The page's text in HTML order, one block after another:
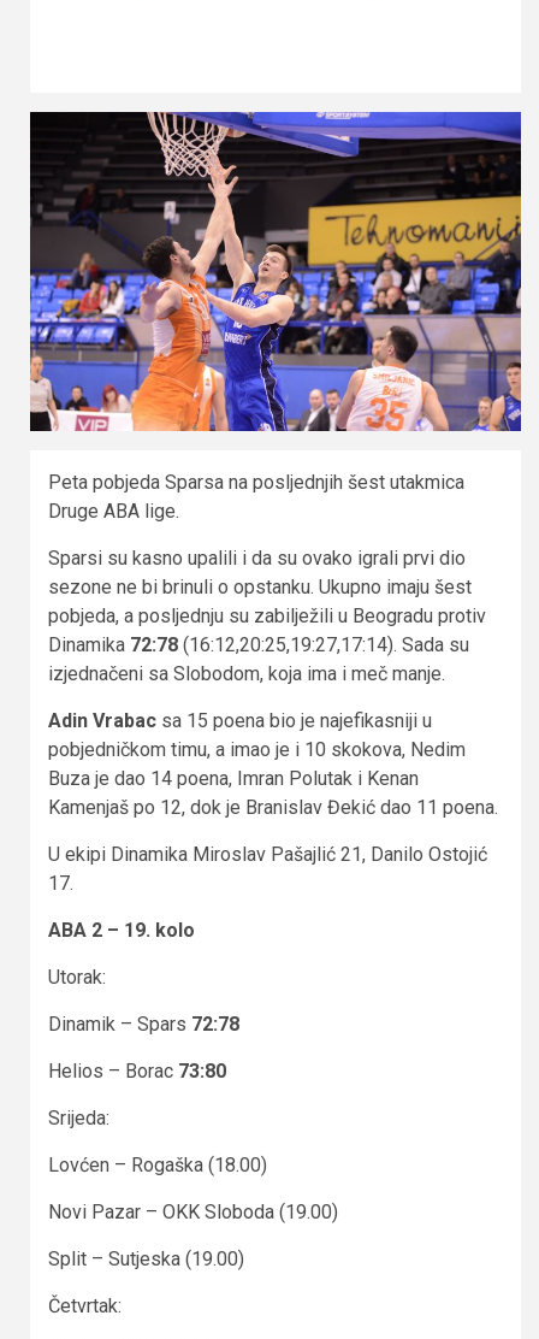
Peta pobjeda Sparsa na posljednjih šest utakmica
Druge ABA lige.
Sparsi su kasno upalili i da su ovako igrali prvi dio
sezone ne bi brinuli o opstanku. Ukupno imaju šest
pobjeda, a posljednju su zabilježili u Beogradu protiv
Dinamika 72:78 (16:12,20:25,19:27,17:14). Sada su
izjednačeni sa Slobodom, koja ima i meč manje.
Adin Vrabac sa 15 poena bio je najefikasniji u
pobjedničkom timu, a imao je i 10 skokova, Nedim
Buza je dao 14 poena, Imran Polutak i Kenan
Kamenjaš po 12, dok je Branislav Đekić dao 11 poena.
U ekipi Dinamika Miroslav Pašajlić 21, Danilo Ostojić
17.
ABA 2 – 19. kolo
Utorak:
Dinamik – Spars 72:78
Helios – Borac 73:80
Srijeda:
Lovćen – Rogaška (18.00)
Novi Pazar – OKK Sloboda (19.00)
Split – Sutjeska (19.00)
Četvrtak: